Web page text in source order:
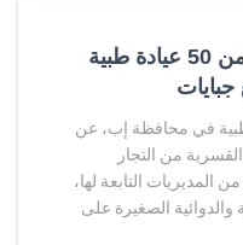
مليشيات الحوثي تغلق أكثر من 50 عيادة طبية
في محافظة إب، عن
من التجار
المديريات التابعة لها،
والدوائية الصغيرة على